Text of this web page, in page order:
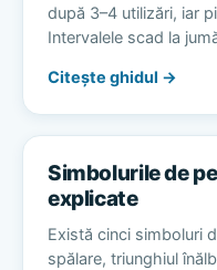
după 3–4 utilizări, iar
Intervalele scad la
Citește ghidul →
Simbolurile de
explicate
Există cinci simboluri
spălare, triunghiul